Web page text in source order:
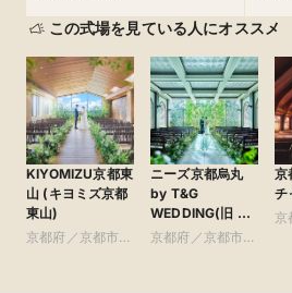
この式場を見ている人にオススメ
KIYOMIZU京都東
山 (キヨミズ京都
東山)
京都府／京都市・
ニーズ京都烏丸
by T&G
WEDDING(旧 イ
ンスタイルウェ
京都府／京都市・
京
チ
京